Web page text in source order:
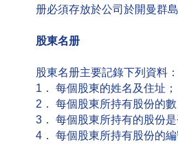
册必須存放於公司於開曼群
股東名册
股東名册主要記錄下列資料：
1． 每個股東的姓名及住址；
2． 每個股東所持有股份的
3． 每個股東所持有的股份
4． 每個股東所持有股份的